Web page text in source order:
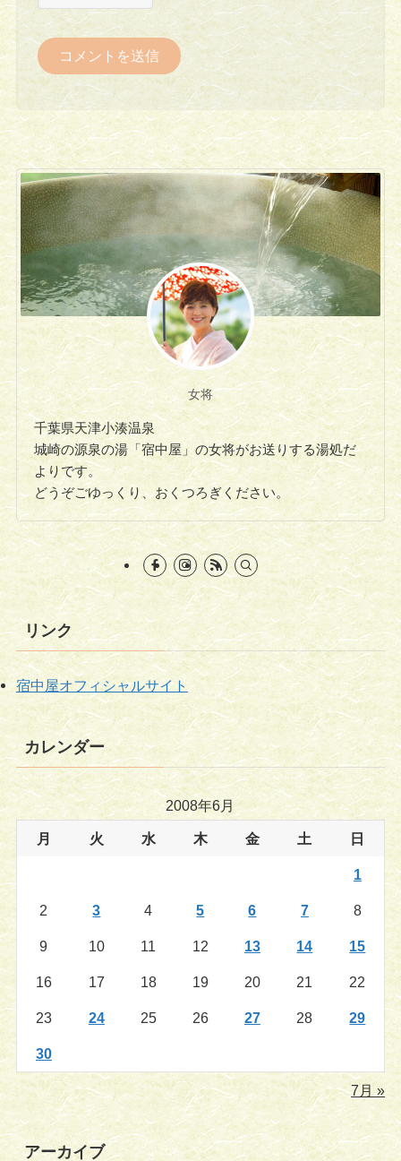
女将
千葉県天津小湊温泉
城崎の源泉の湯「宿中屋」の女将がお送りする湯処だ
よりです。
どうぞごゆっくり、おくつろぎください。
リンク
宿中屋オフィシャルサイト
カレンダー
2008年6月
月 火 水 木 金 土 日
1
2 3 4 5 6 7 8
9 10 11 12 13 14 15
16 17 18 19 20 21 22
23 24 25 26 27 28 29
30
7月 »
アーカイブ